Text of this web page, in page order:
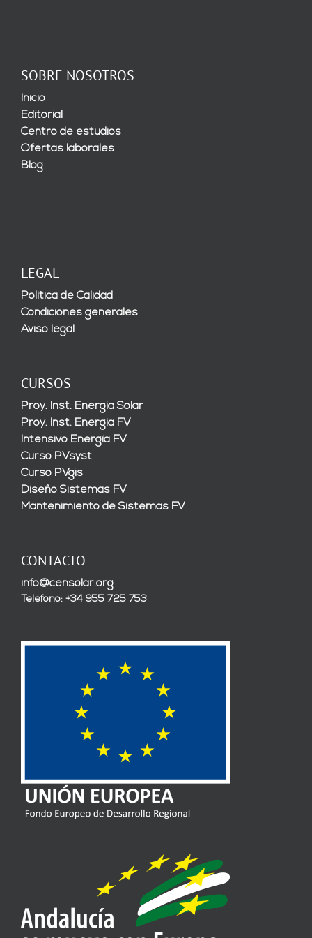
SOBRE NOSOTROS
Inicio
Editorial
Centro de estudios
Ofertas laborales
Blog
LEGAL
Política de Calidad
Condiciones generales
Aviso legal
CURSOS
Proy. Inst. Energía Solar
Proy. Inst. Energía FV
Intensivo Energía FV
Curso PVsyst
Curso PVgis
Diseño Sistemas FV
Mantenimiento de Sistemas FV
CONTACTO
info@censolar.org
Teléfono: +34 955 725 753